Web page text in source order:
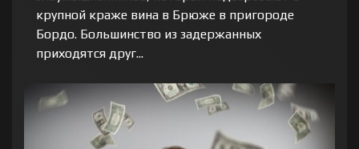
крупной краже вина в Брюже в пригороде
Бордо. Большинство из задержанных
приходятся друг...